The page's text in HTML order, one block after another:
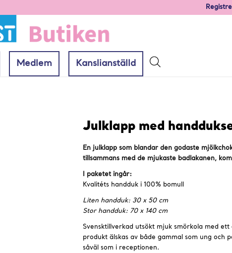
Medlem Kanslianställd
Julklapp med
En julklapp som blandar den godaste
tillsammans med de mjukaste badlakanen,
I paketet ingår:
Kvalitéts handduk i 100% bomull
Liten handduk: 30 x 50 cm
Stor handduk: 70 x 140 cm
Svensktillverkad utsökt mjuk smörkola med
produkt älskas av både gammal som ung och
såväl som i receptionen.